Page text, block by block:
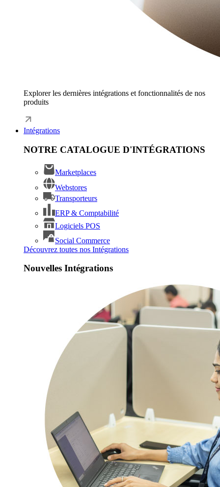
Explorer les dernières intégrations et fonctionnalités de nos
produits
Intégrations
NOTRE CATALOGUE D'INTÉGRATIONS
Marketplaces
Webstores
Transporteurs
ERP & Comptabilité
Logiciels POS
Social Commerce
Découvrez toutes nos Intégrations
Nouvelles Intégrations